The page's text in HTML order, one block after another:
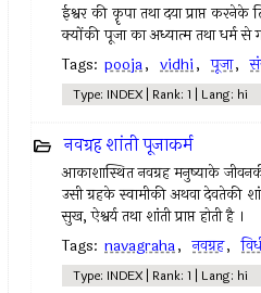
ईश्वर की कॄपा तथा दया प्राप्त करनेके
क्योंकी पूजा का अध्यात्म तथा धर्म से
Tags: pooja, vidhi, पूजा,
Type: INDEX | Rank: 1 | Lang: hi
नवग्रह शांती पूजाकर्म
आकाशास्थित नवग्रह मनुष्याके
उसी ग्रहके स्वामीकी अथवा देवतेकी
सुख, ऐश्वर्य तथा शांती प्राप्त होती है ।
Tags: navagraha, नवग्रह,
Type: INDEX | Rank: 1 | Lang: hi